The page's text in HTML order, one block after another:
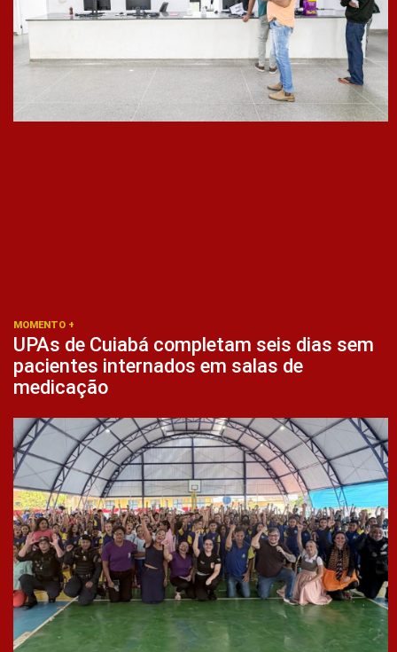
MOMENTO +
UPAs de Cuiabá completam seis dias sem
pacientes internados em salas de
medicação